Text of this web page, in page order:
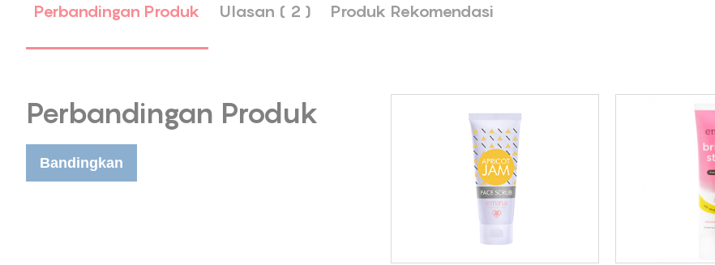
Perbandingan Produk Ulasan ( 2 ) Produk Rekomendasi
Perbandingan Produk
Bandingkan